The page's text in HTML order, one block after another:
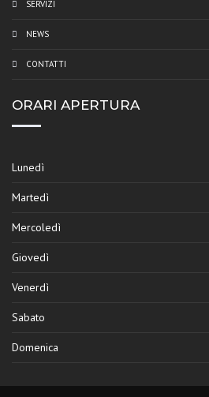
SERVIZI
NEWS
CONTATTI
ORARI APERTURA
Lunedì
Martedì
Mercoledì
Giovedì
Venerdì
Sabato
Domenica